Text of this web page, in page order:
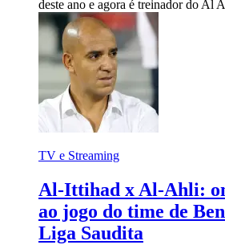
deste ano e agora é treinador do Al
TV e Streaming
Al-Ittihad x Al-Ahli:
ao jogo do time de
Liga Saudita